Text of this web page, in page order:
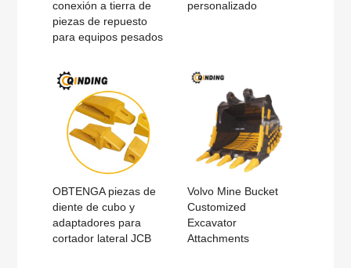
conexión a tierra de
piezas de repuesto
para equipos pesados
personalizado
OBTENGA piezas de
diente de cubo y
adaptadores para
cortador lateral JCB
Volvo Mine Bucket
Customized
Excavator
Attachments